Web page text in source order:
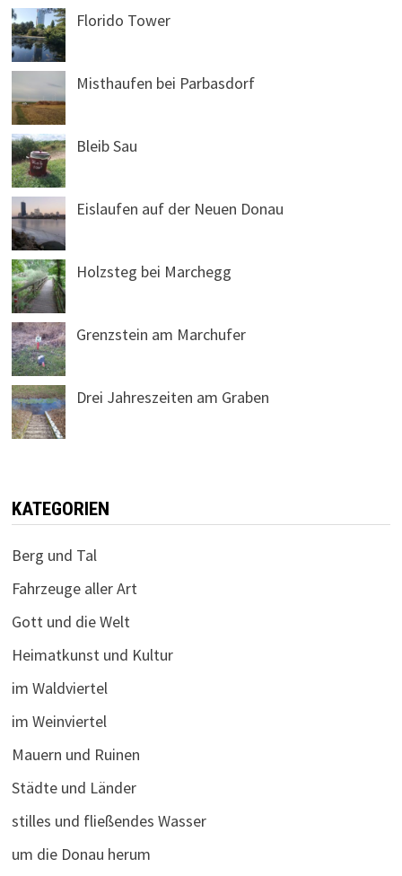
Florido Tower
Misthaufen bei Parbasdorf
Bleib Sau
Eislaufen auf der Neuen Donau
Holzsteg bei Marchegg
Grenzstein am Marchufer
Drei Jahreszeiten am Graben
KATEGORIEN
Berg und Tal
Fahrzeuge aller Art
Gott und die Welt
Heimatkunst und Kultur
im Waldviertel
im Weinviertel
Mauern und Ruinen
Städte und Länder
stilles und fließendes Wasser
um die Donau herum